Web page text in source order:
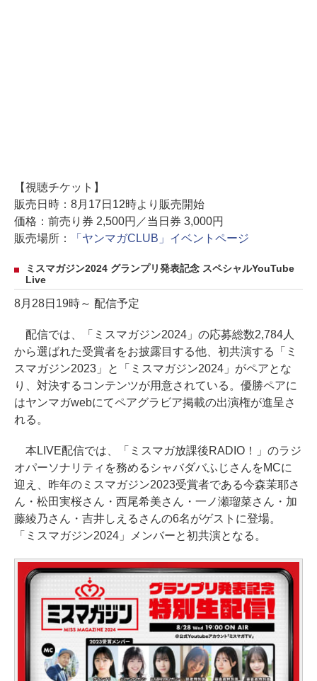
【視聴チケット】
販売日時：8月17日12時より販売開始
価格：前売り券 2,500円／当日券 3,000円
販売場所：
「ヤンマガCLUB」イベントページ
ミスマガジン2024 グランプリ発表記念 スペシャルYouTube
Live
8月28日19時～ 配信予定
配信では、「ミスマガジン2024」の応募総数2,784人
から選ばれた受賞者をお披露目する他、初共演する「ミ
スマガジン2023」と「ミスマガジン2024」がペアとな
り、対決するコンテンツが用意されている。優勝ペアに
はヤンマガwebにてペアグラビア掲載の出演権が進呈さ
れる。
本LIVE配信では、「ミスマガ放課後RADIO！」のラジ
オパーソナリティを務めるシャバダバふじさんをMCに
迎え、昨年のミスマガジン2023受賞者である今森茉耶さ
ん・松田実桜さん・西尾希美さん・一ノ瀬瑠菜さん・加
藤綾乃さん・吉井しえるさんの6名がゲストに登場。
「ミスマガジン2024」メンバーと初共演となる。